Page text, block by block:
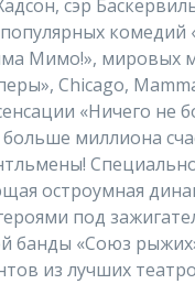
сэр
Мимо!», мировых
Chicago,
«Ничего не
миллиона
остроумная
под
банды «Союз
из лучших